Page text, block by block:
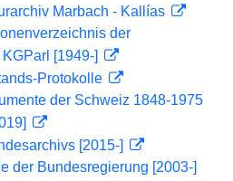
Marbach - Kallías
der
[1949-]
Protokolle
der Schweiz 1848-1975
[2015-]
der Bundesregierung [2003-]